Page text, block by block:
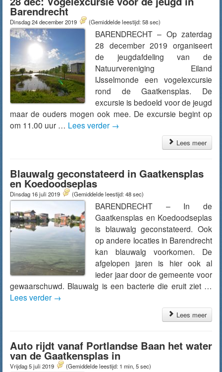
Barendrecht
Dinsdag 24 december 2019 (Gemiddelde leestijd: 58 sec)
BARENDRECHT – Op zaterdag
28 december 2019 organiseert
de jeugdafdeling van de
Natuurvereniging Eiland
IJsselmonde een vogelexcursie
rond de Gaatkensplas. De
excursie is bedoeld voor de jeugd
maar de ouders mogen ook mee. De excursie begint op
om 11.00 uur … Lees verder →
Lees meer
Blauwalg geconstateerd in Gaatkensplas
en Koedoodseplas
Dinsdag 16 juli 2019 (Gemiddelde leestijd: 48 sec)
BARENDRECHT – In de
Gaatkensplas en Koedoodseplas
is blauwalg geconstateerd. Ook
op andere locaties in Barendrecht
kan blauwalg voorkomen. De
afgelopen jaren is hier ook al
ieder jaar door de gemeente voor
gewaarschuwd. Blauwalg is een bacterie die eruit ziet …
Lees verder →
Lees meer
Auto rijdt vanaf Portlandse Baan het water
van de Gaatkensplas in
Vrijdag 5 juli 2019 (Gemiddelde leestijd: 1 min, 5 sec)